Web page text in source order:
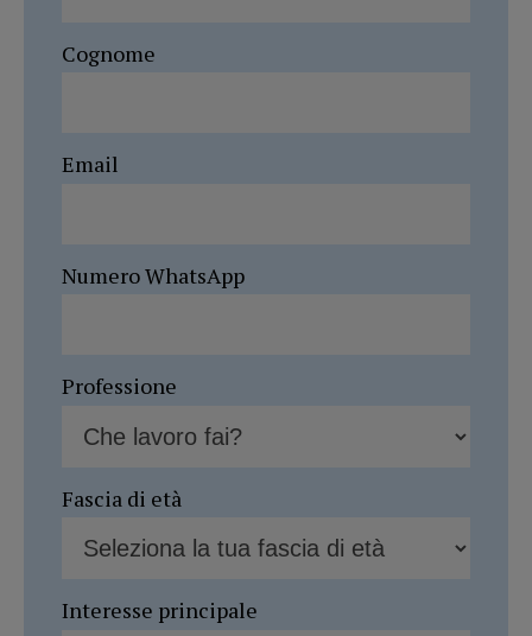
Cognome
Email
Numero WhatsApp
Professione
Fascia di età
Interesse principale